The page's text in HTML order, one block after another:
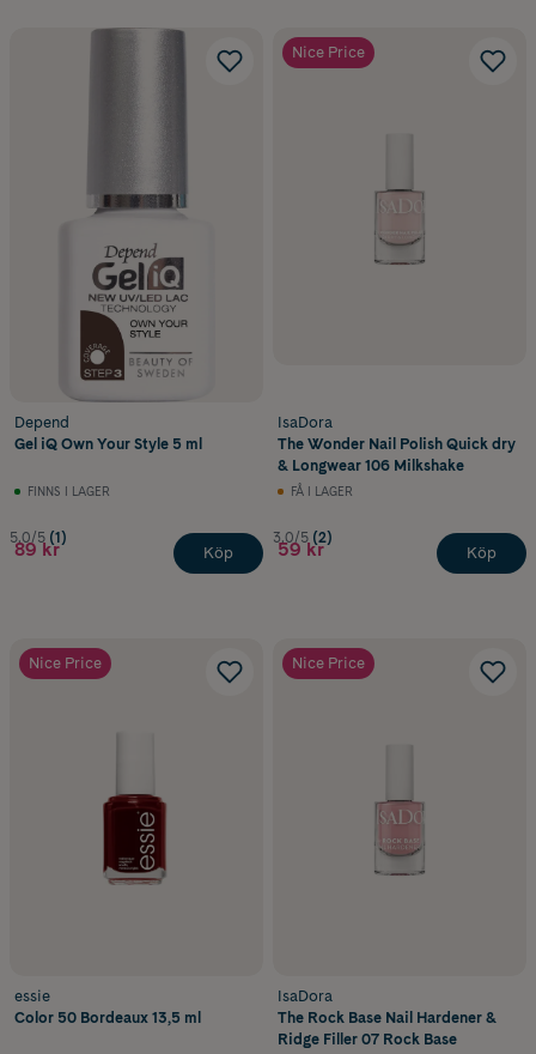
Depend
Gel iQ Own Your Style 5 ml
FINNS I LAGER
5.0/5 (1)
89 kr Köp
Nice Price
IsaDora
The Wonder Nail Polish Quick dry
& Longwear 106 Milkshake
FÅ I LAGER
3.0/5 (2)
59 kr Köp
Nice Price
essie
Color 50 Bordeaux 13,5 ml
Nice Price
IsaDora
The Rock Base Nail Hardener &
Ridge Filler 07 Rock Base